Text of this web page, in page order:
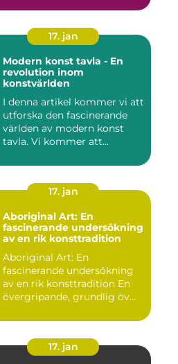
17. jan
Modern konst tavla - En
revolution inom
konstvärlden
I denna artikel kommer vi att
utforska den fascinerande
världen av modern konst
tavla. Vi kommer att...
17. jan
Aboriginal Art: En
fascinerande undersökning
av en rik konsttradition
Aboriginal Art: En
fascinerande undersökning
av en rik konsttradition En
övergripande, grundlig öv...
17. jan